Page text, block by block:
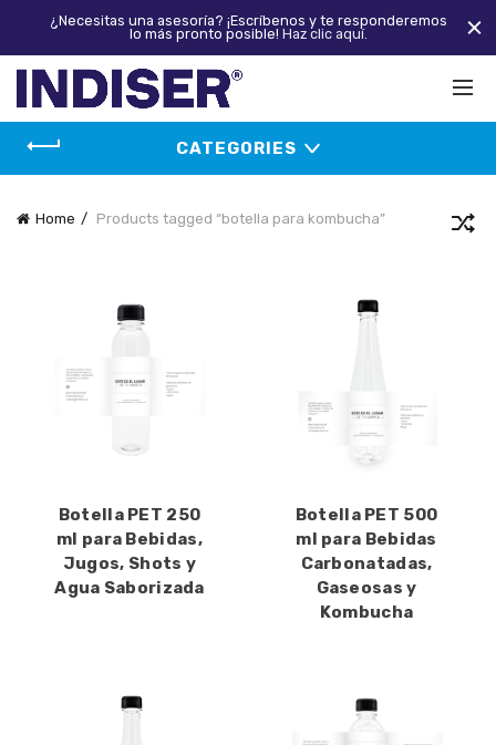
CATEGORIES
Home Products tagged “botella para kombucha”
Botella PET 250
ml para Bebidas,
Jugos, Shots y
Agua Saborizada
Botella PET 500
ml para Bebidas
Carbonatadas,
Gaseosas y
Kombucha
¿Necesitas una asesoría? ¡Escríbenos y te responderemos
lo más pronto posible! Haz clic aquí.